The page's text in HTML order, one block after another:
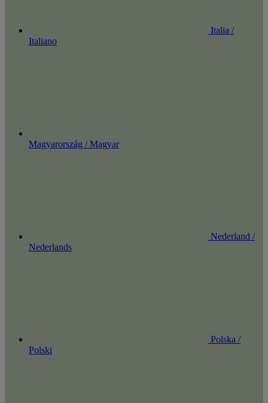
Italia /
Italiano
Magyarország / Magyar
Nederland /
Nederlands
Polska /
Polski